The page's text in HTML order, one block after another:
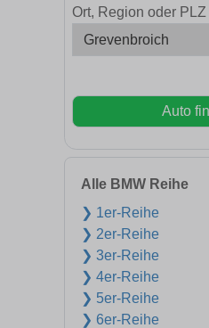
Ort, Region oder PLZ
Auto
Alle BMW Reihe
❯ 1er-Reihe
❯ 2er-Reihe
❯ 3er-Reihe
❯ 4er-Reihe
❯ 5er-Reihe
❯ 6er-Reihe